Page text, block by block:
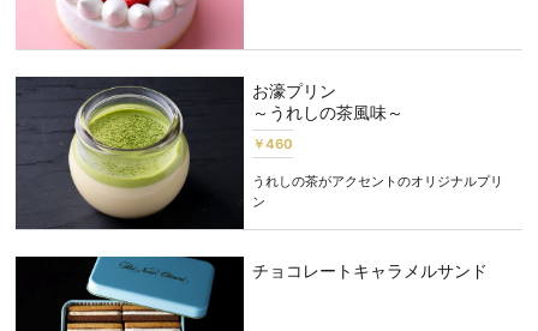
お濠プリン
～うれしの茶風味～
￥460
うれしの茶がアクセントのオリジナルプリ
ン
チョコレートキャラメルサンド